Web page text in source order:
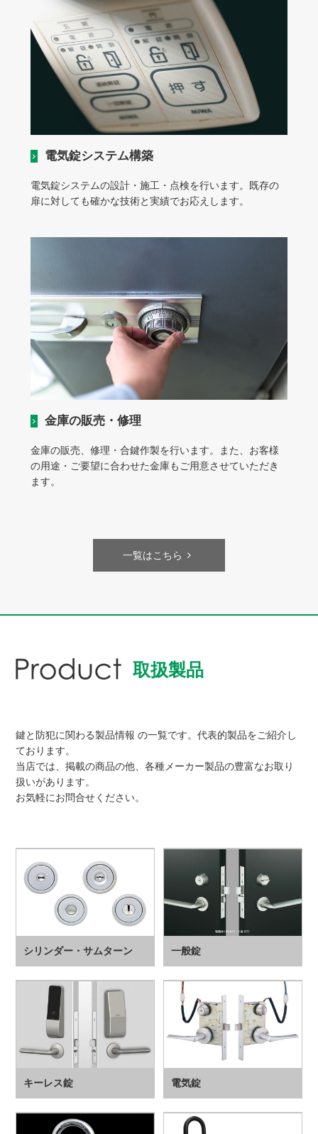
電気錠システム構築
電気錠システムの設計・施工・点検を行います。既存の
扉に対しても確かな技術と実績でお応えします。
金庫の販売・修理
金庫の販売、修理・合鍵作製を行います。また、お客様
の用途・ご要望に合わせた金庫もご用意させていただき
ます。
一覧はこちら
取扱製品
鍵と防犯に関わる製品情報 の一覧です。代表的製品をご紹介し
ております。
当店では、掲載の商品の他、各種メーカー製品の豊富なお取り
扱いがあります。
お気軽にお問合せください。
シリンダー・サムターン 一般錠
キーレス錠 電気錠